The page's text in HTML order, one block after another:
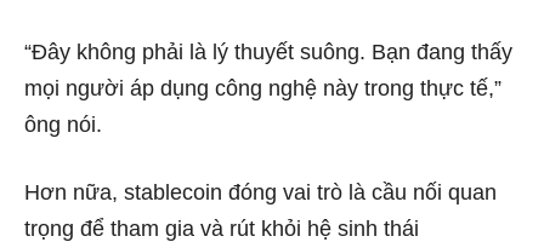
“Đây không phải là lý thuyết suông. Bạn đang thấy
mọi người áp dụng công nghệ này trong thực tế,”
ông nói.
Hơn nữa, stablecoin đóng vai trò là cầu nối quan
trọng để tham gia và rút khỏi hệ sinh thái